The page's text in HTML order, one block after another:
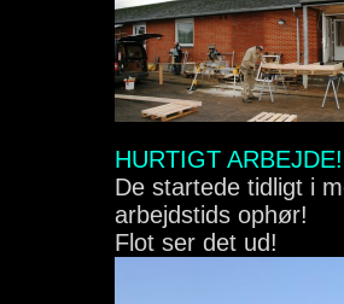
HURTIGT ARBEJDE!
De startede tidligt i
arbejdstids ophør!
Flot ser det ud!